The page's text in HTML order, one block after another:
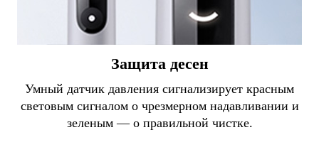
Защита десен
Умный датчик давления сигнализирует красным
световым сигналом о чрезмерном надавливании и
зеленым — о правильной чистке.